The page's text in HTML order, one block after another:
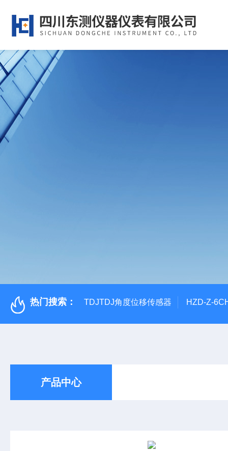
热门搜索： TDJTDJ角度位移传感器 HZD-Z-
产品中心